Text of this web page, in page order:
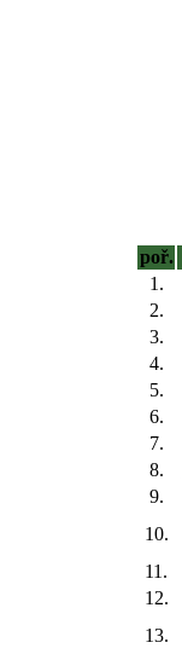
poř.
1.
2.
3.
4.
5.
6.
7.
8.
9.
10.
11.
12.
13.